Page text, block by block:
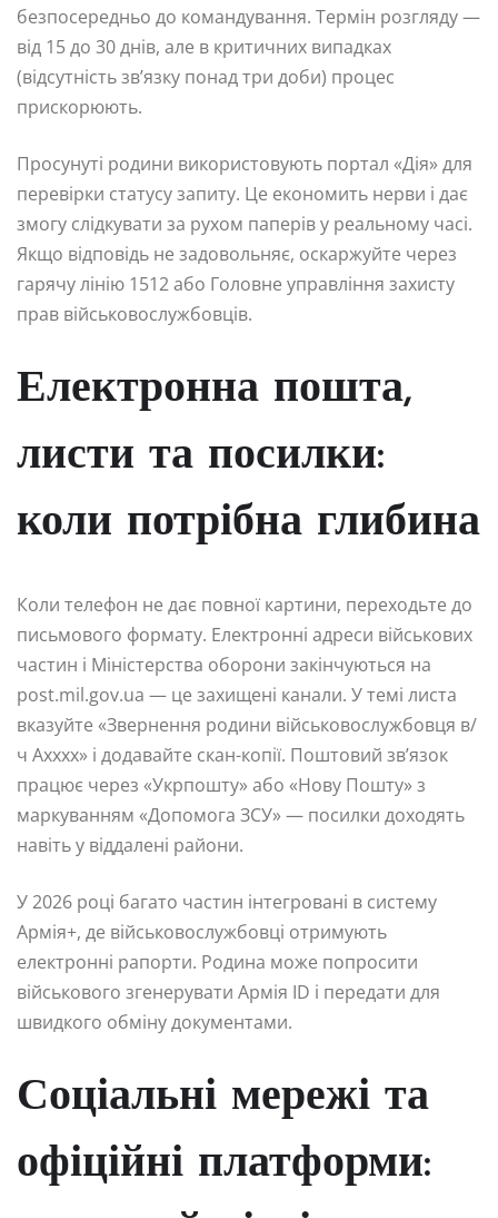
безпосередньо до командування. Термін розгляду —
від 15 до 30 днів, але в критичних випадках
(відсутність зв’язку понад три доби) процес
прискорюють.
Просунуті родини використовують портал «Дія» для
перевірки статусу запиту. Це економить нерви і дає
змогу слідкувати за рухом паперів у реальному часі.
Якщо відповідь не задовольняє, оскаржуйте через
гарячу лінію 1512 або Головне управління захисту
прав військовослужбовців.
Електронна пошта,
листи та посилки:
коли потрібна глибина
Коли телефон не дає повної картини, переходьте до
письмового формату. Електронні адреси військових
частин і Міністерства оборони закінчуються на
post.mil.gov.ua — це захищені канали. У темі листа
вказуйте «Звернення родини військовослужбовця в/
ч Аxxxx» і додавайте скан-копії. Поштовий зв’язок
працює через «Укрпошту» або «Нову Пошту» з
маркуванням «Допомога ЗСУ» — посилки доходять
навіть у віддалені райони.
У 2026 році багато частин інтегровані в систему
Армія+, де військовослужбовці отримують
електронні рапорти. Родина може попросити
військового згенерувати Армія ID і передати для
швидкого обміну документами.
Соціальні мережі та
офіційні платформи: